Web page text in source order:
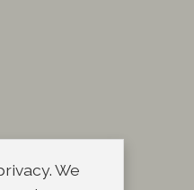
We